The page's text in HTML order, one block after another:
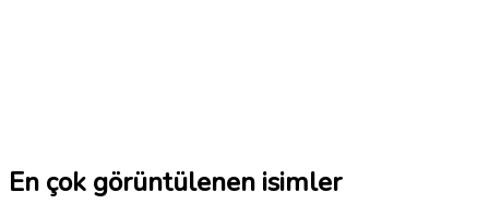
En çok görüntülenen isimler